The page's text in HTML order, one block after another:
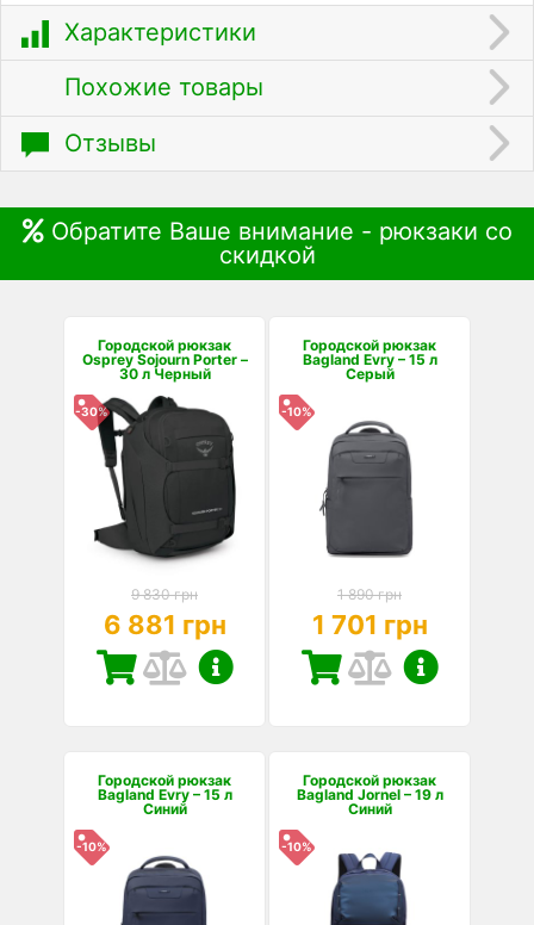
Характеристики
Похожие товары
Отзывы
Обратите Ваше внимание - рюкзаки со
скидкой
Городской рюкзак
Osprey Sojourn Porter –
30 л Черный
-30%
9 830 грн
6 881 грн
Городской рюкзак
Bagland Evry – 15 л
Серый
-10%
1 890 грн
1 701 грн
Городской рюкзак
Bagland Evry – 15 л
Синий
-10%
Городской рюкзак
Bagland Jornel – 19 л
Синий
-10%